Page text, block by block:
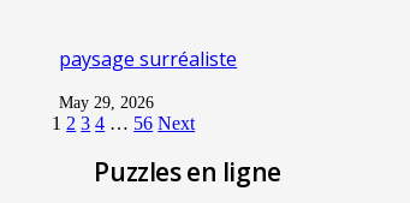
paysage surréaliste
May 29, 2026
1 2 3 4 … 56 Next
Puzzles en ligne